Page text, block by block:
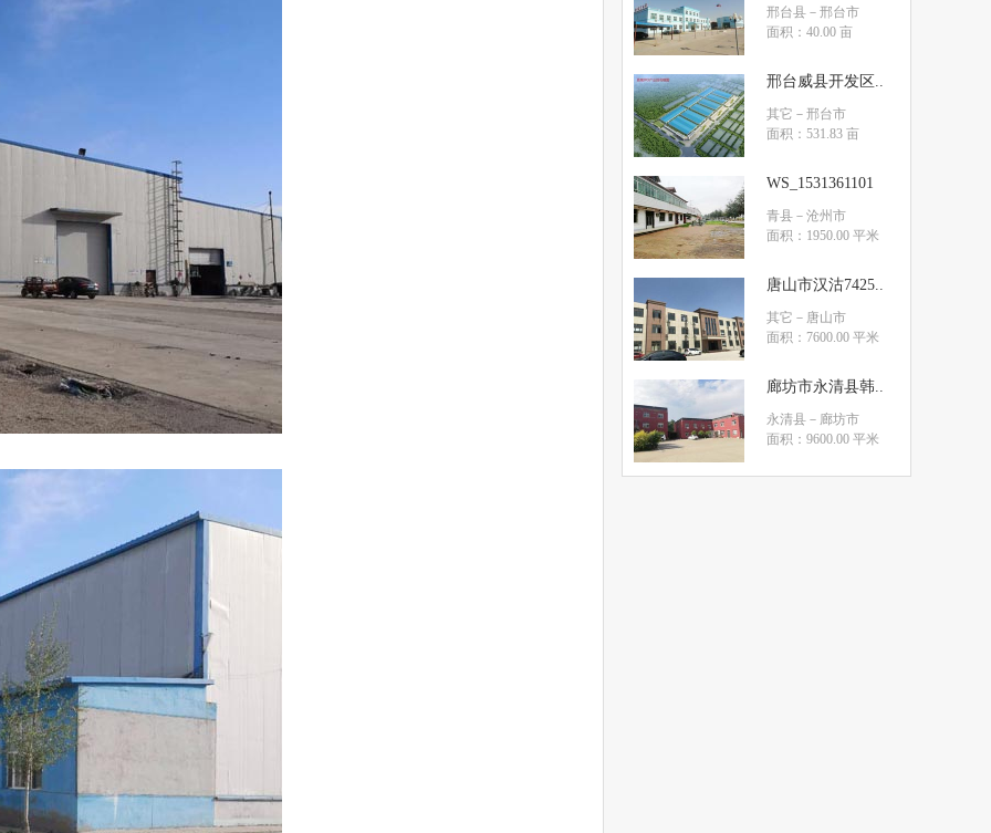
邢台县 －邢台市
面积：40.00 亩
邢台威县开发区..
其它 －邢台市
面积：531.83 亩
WS_1531361101
青县 －沧州市
面积：1950.00 平米
唐山市汉沽7425..
其它 －唐山市
面积：7600.00 平米
廊坊市永清县韩..
永清县 －廊坊市
面积：9600.00 平米